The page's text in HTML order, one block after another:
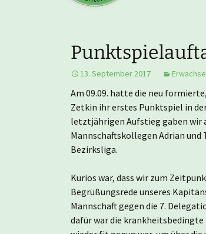
13. September 2017
Am 09.09. hatte die neu
Zetkin ihr erstes Punktspiel in
letztjährigen Aufstieg gaben wir
Mannschaftskollegen Adrian und
Bezirksliga.
Kurios war, dass wir zum
Begrüßungsrede unseres
Mannschaft gegen die 7.
dafür war die